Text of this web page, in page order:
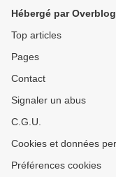
Hébergé par Overblog
Top articles
Pages
Contact
Signaler un abus
C.G.U.
Cookies et données
Préférences cookies